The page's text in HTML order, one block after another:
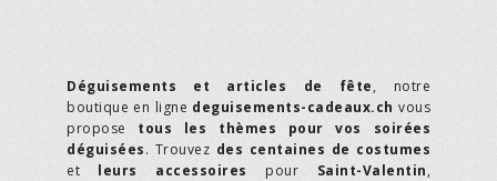
Déguisements et articles de fête, notre
boutique en ligne deguisements-cadeaux.ch vous
propose tous les thèmes pour vos soirées
déguisées. Trouvez des centaines de costumes
et leurs accessoires pour Saint-Valentin,